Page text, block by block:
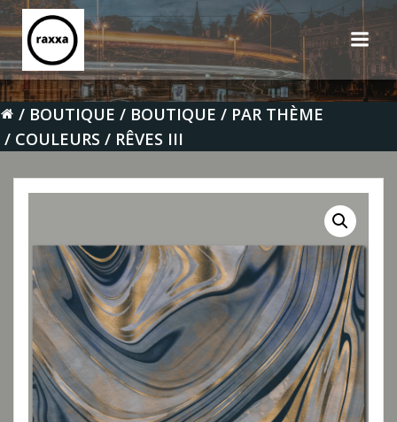
Aller
au
contenu
BOUTIQUE BOUTIQUE
PAR THÈME
COULEURS
RÊVES III